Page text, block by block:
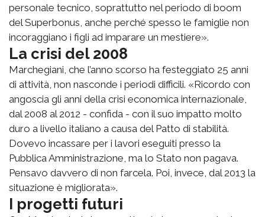
personale tecnico, soprattutto nel periodo di boom
del Superbonus, anche perché spesso le famiglie non
incoraggiano i figli ad imparare un mestiere».
La crisi del 2008
Marchegiani, che l’anno scorso ha festeggiato 25 anni
di attività, non nasconde i periodi difficili. «Ricordo con
angoscia gli anni della crisi economica internazionale,
dal 2008 al 2012 - confida - con il suo impatto molto
duro a livello italiano a causa del Patto di stabilità.
Dovevo incassare per i lavori eseguiti presso la
Pubblica Amministrazione, ma lo Stato non pagava.
Pensavo davvero di non farcela. Poi, invece, dal 2013 la
situazione è migliorata».
I progetti futuri